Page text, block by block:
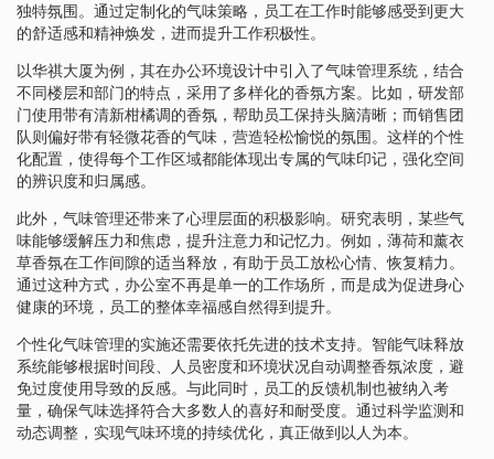
独特氛围。通过定制化的气味策略，员工在工作时能够感受到更大
的舒适感和精神焕发，进而提升工作积极性。
以华祺大厦为例，其在办公环境设计中引入了气味管理系统，结合
不同楼层和部门的特点，采用了多样化的香氛方案。比如，研发部
门使用带有清新柑橘调的香氛，帮助员工保持头脑清晰；而销售团
队则偏好带有轻微花香的气味，营造轻松愉悦的氛围。这样的个性
化配置，使得每个工作区域都能体现出专属的气味印记，强化空间
的辨识度和归属感。
此外，气味管理还带来了心理层面的积极影响。研究表明，某些气
味能够缓解压力和焦虑，提升注意力和记忆力。例如，薄荷和薰衣
草香氛在工作间隙的适当释放，有助于员工放松心情、恢复精力。
通过这种方式，办公室不再是单一的工作场所，而是成为促进身心
健康的环境，员工的整体幸福感自然得到提升。
个性化气味管理的实施还需要依托先进的技术支持。智能气味释放
系统能够根据时间段、人员密度和环境状况自动调整香氛浓度，避
免过度使用导致的反感。与此同时，员工的反馈机制也被纳入考
量，确保气味选择符合大多数人的喜好和耐受度。通过科学监测和
动态调整，实现气味环境的持续优化，真正做到以人为本。